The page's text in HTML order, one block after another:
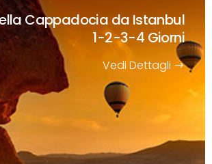
Cappadocia da Istanbul
1-2-3-4 Giorni
Vedi Dettagli